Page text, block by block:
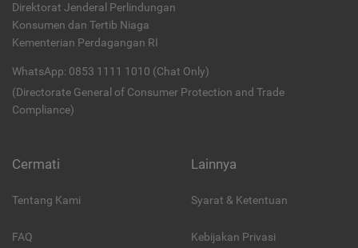
Direktorat Jenderal Perlindungan
Konsumen dan Tertib Niaga
Kementerian Perdagangan RI
WhatsApp: 0853 1111 1010 (Chat Only)
(Directorate General of Consumer Protection and Trade
Compliance)
Cermati
Tentang Kami
FAQ
Lainnya
Syarat & Ketentuan
Kebijakan Privasi